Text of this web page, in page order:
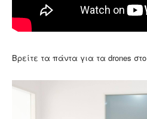
Βρείτε τα πάντα για τα drones στο